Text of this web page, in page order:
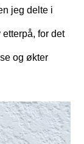
jeg delte i
for det
og økter